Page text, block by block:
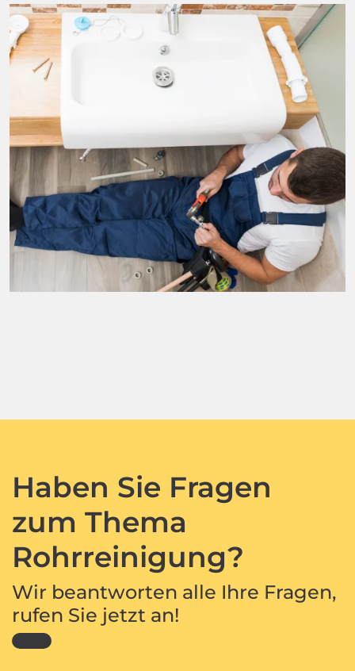
Haben Sie Fragen
zum Thema
Rohrreinigung?
Wir beantworten alle Ihre Fragen,
rufen Sie jetzt an!